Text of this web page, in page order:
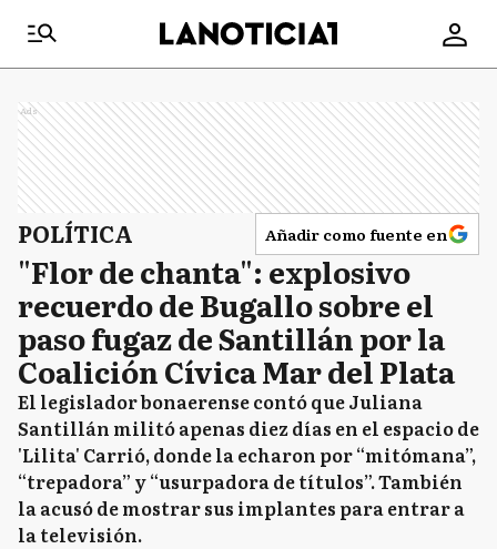
Ads
POLÍTICA Añadir como fuente en
"Flor de chanta": explosivo
recuerdo de Bugallo sobre el
paso fugaz de Santillán por la
Coalición Cívica Mar del Plata
El legislador bonaerense contó que Juliana
Santillán militó apenas diez días en el espacio de
'Lilita' Carrió, donde la echaron por “mitómana”,
“trepadora” y “usurpadora de títulos”. También
la acusó de mostrar sus implantes para entrar a
la televisión.